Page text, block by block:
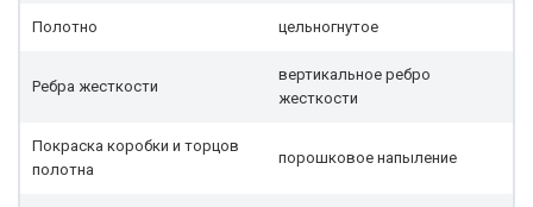
Полотно цельногнутое
Ребра жесткости
вертикальное ребро
жесткости
Покраска коробки и торцов
полотна
порошковое напыление